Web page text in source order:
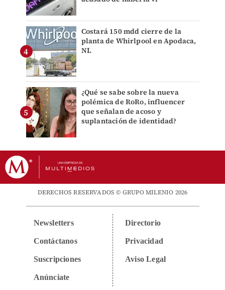
Costará 150 mdd cierre de la
planta de Whirlpool en Apodaca,
NL
¿Qué se sabe sobre la nueva
polémica de RoRo, influencer
que señalan de acoso y
suplantación de identidad?
DERECHOS RESERVADOS © GRUPO MILENIO 2026
Newsletters
Contáctanos
Suscripciones
Anúnciate
Directorio
Privacidad
Aviso Legal